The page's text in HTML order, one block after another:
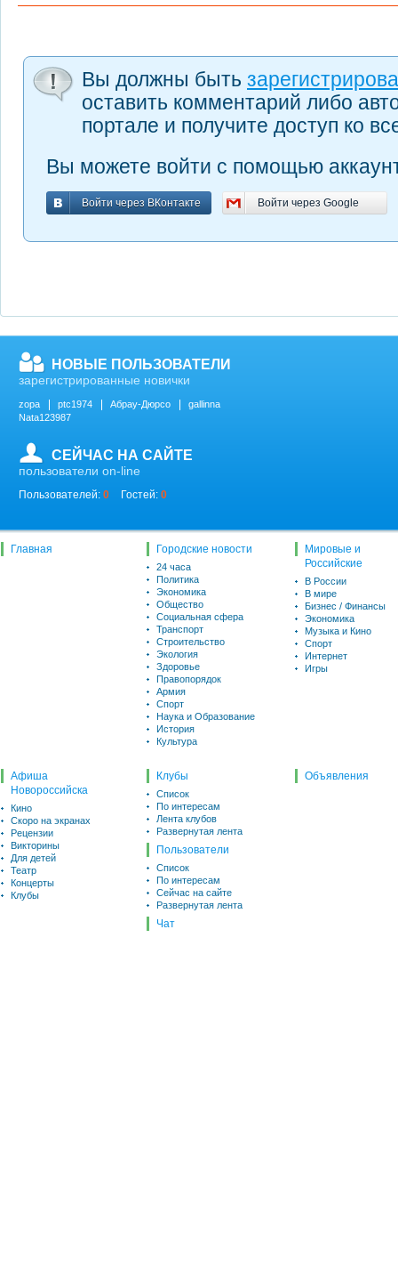
Вы должны быть
оставить комментарий либо
портале и получите доступ ко
Вы можете войти с помощью
Войти через ВКонтакте
Войти через ВКонтакте Войти через Google
Войти через Google
НОВЫЕ ПОЛЬЗОВАТЕЛИ
зарегистрированные новички
zopa ptc1974 Абрау-Дюрсо
gallinna
Nata123987
СЕЙЧАС НА САЙТЕ
пользователи on-line
Пользователей: 0 Гостей: 0
Главная Городские новости
24 часа
Политика
Экономика
Общество
Социальная сфера
Транспорт
Строительство
Экология
Здоровье
Правопорядок
Армия
Спорт
Наука и Образование
История
Культура
Мировые и
Российские
В России
В мире
Бизнес / Финансы
Экономика
Музыка и Кино
Спорт
Интернет
Игры
Афиша
Новороссийска
Кино
Скоро на экранах
Рецензии
Викторины
Для детей
Театр
Концерты
Клубы
Клубы
Список
По интересам
Лента клубов
Развернутая лента
Пользователи
Список
По интересам
Сейчас на сайте
Развернутая лента
Чат
Объявления